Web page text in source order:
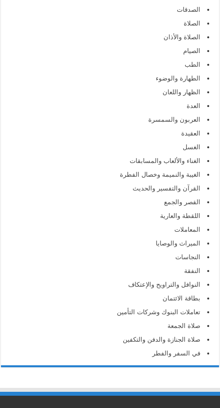
الصدقات
الصلاة
الصلاة والأذان
الصيام
الطب
الطهارة والوضوء
الظهار واللعان
العدة
العربون والسمسرة
العقيدة
الغسل
الغناء والألعاب والمسابقات
الغيبة والنميمة وخصال الفطرة
القرآن والتفسير والحديث
القصر والجمع
اللقطة والعارية
المعاملات
الميراث والوصايا
النجاسات
النفقة
النوافل والتراويح والإعتكاف
بطاقة الائتمان
تعاملات البنوك وشركات التأمين
صلاة الجمعة
صلاة الجنازة والدفن والتكفين
في السفر والفطر